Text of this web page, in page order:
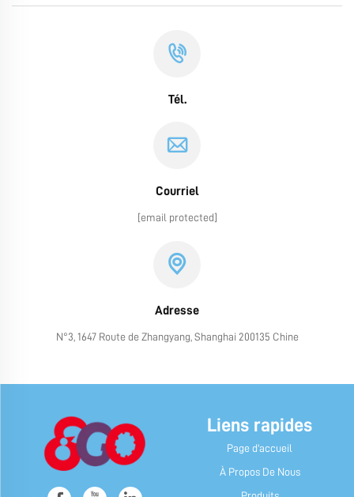
Tél.
Courriel
[email protected]
Adresse
N°3, 1647 Route de Zhangyang, Shanghai 200135 Chine
Liens rapides
Page d'accueil
À Propos De Nous